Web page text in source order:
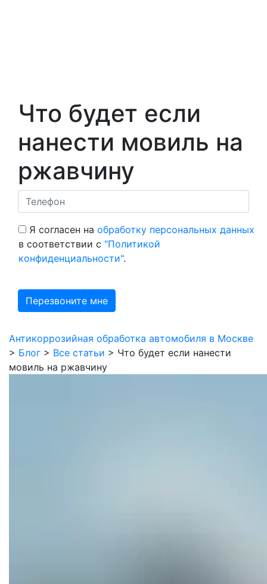
Что будет если
нанести мовиль на
ржавчину
Я согласен на обработку персональных данных
в соответствии с "Политикой
конфиденциальности".
Антикоррозийная обработка автомобиля в Москве
> Блог > Все статьи > Что будет если нанести
мовиль на ржавчину